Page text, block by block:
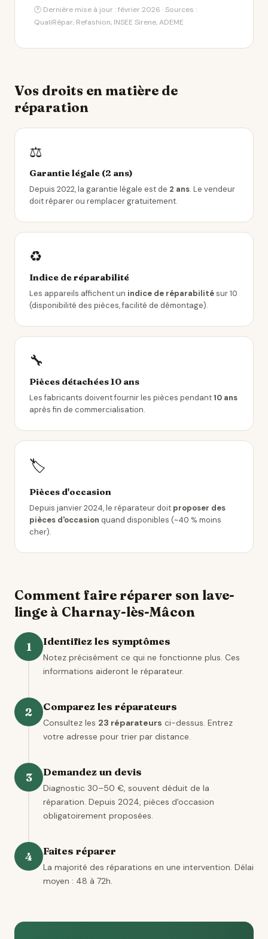
🕐 Dernière mise à jour : février 2026 · Sources :
QualiRépar, Refashion, INSEE Sirene, ADEME
Vos droits en matière de
réparation
⚖️
Garantie légale (2 ans)
Depuis 2022, la garantie légale est de 2 ans. Le vendeur
doit réparer ou remplacer gratuitement.
♻️
Indice de réparabilité
Les appareils affichent un indice de réparabilitésur 10
(disponibilité des pièces, facilité de démontage).
🔧
Pièces détachées 10 ans
Les fabricants doivent fournir les pièces pendant10 ans
après fin de commercialisation.
🏷️
Pièces d'occasion
Depuis janvier 2024, le réparateur doit proposer des
pièces d'occasion quand disponibles (~40 % moins
cher).
Comment faire réparer son lave-
linge à Charnay-lès-Mâcon
1 Identifiez les symptômes
Notez précisément ce qui ne fonctionne plus. Ces
informations aideront le réparateur.
2 Comparez les réparateurs
Consultez les 23 réparateurs ci-dessus. Entrez
votre adresse pour trier par distance.
3 Demandez un devis
Diagnostic 30–50 €, souvent déduit de la
réparation. Depuis 2024, pièces d'occasion
obligatoirement proposées.
4 Faites réparer
La majorité des réparations en une intervention. Délai
moyen : 48 à 72h.